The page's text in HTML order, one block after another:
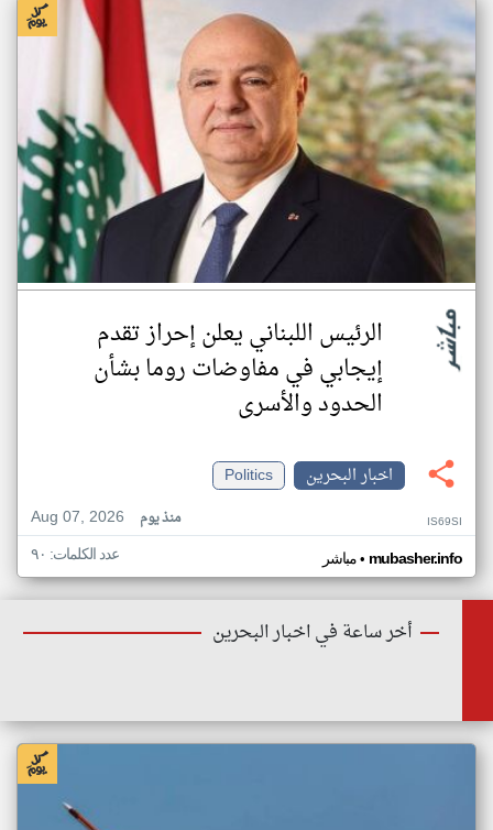
الرئيس اللبناني يعلن إحراز تقدم
إيجابي في مفاوضات روما بشأن
الحدود والأسرى
اخبار البحرين
Politics
Aug 07, 2026
منذ يوم IS69SI
مباشر• mubasher.info عدد الكلمات: ٩٠
أخر ساعة في اخبار البحرين